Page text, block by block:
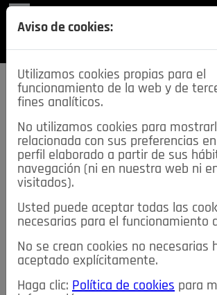
SECCIONES
descarga
REVISTA
≡NOTICIAS
NOTICIAS SERVICIOS DE INTERÉS
TABLÓN DE ANUNCIOS MIS ANUNCIOS
Aviso de cookies:
Utilizamos cookies propias para el
funcionamiento de la web y de
fines analíticos.
No utilizamos cookies para
relacionada con sus preferencias
perfil elaborado a partir de sus
navegación (ni en nuestra web ni
visitados).
Usted puede aceptar todas las
necesarias para el funcionamiento
No se crean cookies no necesarias
aceptado explícitamente.
Haga clic: Política de cookies para